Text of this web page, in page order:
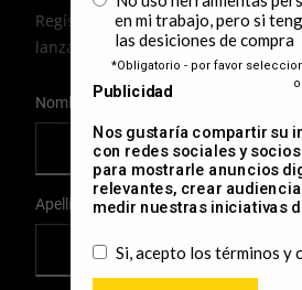
Regístrate para recibir noticias,
lanzamientos de productos por
User Details
Nombre
Apellido